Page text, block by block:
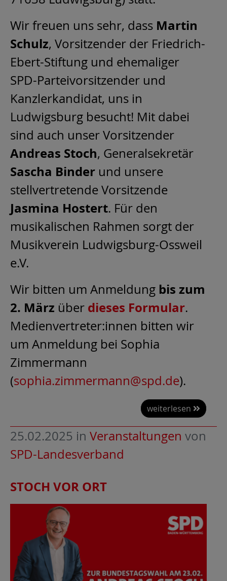
Wir freuen uns sehr, dass Martin
Schulz, Vorsitzender der Friedrich-
Ebert-Stiftung und ehemaliger
SPD-Parteivorsitzender und
Kanzlerkandidat, uns in
Ludwigsburg besucht! Mit dabei
sind auch unser Vorsitzender
Andreas Stoch, Generalsekretär
Sascha Binder und unsere
stellvertretende Vorsitzende
Jasmina Hostert. Für den
musikalischen Rahmen sorgt der
Musikverein Ludwigsburg-Ossweil
e.V.
Wir bitten um Anmeldung bis zum
2. März über dieses Formular.
Medienvertreter:innen bitten wir
um Anmeldung bei Sophia
Zimmermann
(sophia.zimmermann@spd.de).
weiterlesen
25.02.2025 in Veranstaltungen von
SPD-Landesverband
STOCH VOR ORT